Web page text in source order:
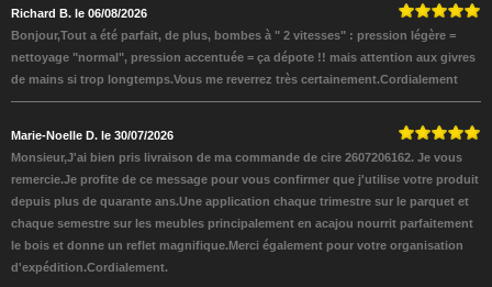
Richard B. le 06/08/2026
Bonjour,Tout a été parfait, de plus, bombes à " 2 vitesses" : pression légère =
nettoyage "normal", pression accentuée = ça dépote !! mais attention aux givres
de mains si trop longtemps.Vous me reverrez très certainement.Cordialement
Marie-Noelle D. le 30/07/2026
Monsieur,J'ai bien pris livraison de ma commande de cire 2607206162. Je vous
remercie.Je profite de ce message pour vous confirmer que j'utilise votre produit
depuis plus de quarante ans.Une application chaque trimestre sur le parquet et
chaque semestre sur les meubles principalement en acajou nourrit parfaitement
le bois et donne un reflet magnifique.Merci également pour votre organisation
d'expédition.Cordialement.